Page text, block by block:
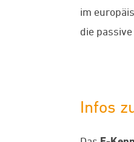
im
die
Infos